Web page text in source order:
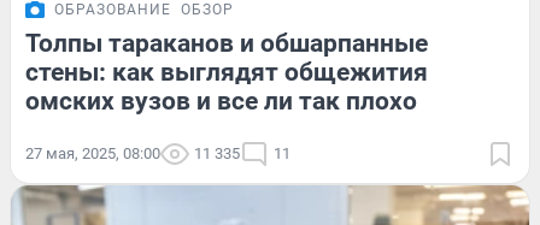
ОБРАЗОВАНИЕ ОБЗОР
Толпы тараканов и обшарпанные
стены: как выглядят общежития
омских вузов и все ли так плохо
27 мая, 2025, 08:00 11 335 11